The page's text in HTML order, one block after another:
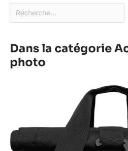
Dans la catégorie
photo